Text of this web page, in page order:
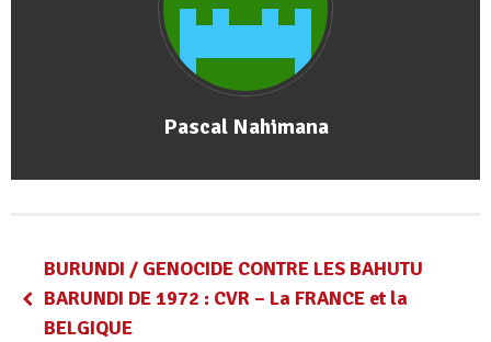
Pascal Nahimana
BURUNDI / GENOCIDE CONTRE LES BAHUTU
BARUNDI DE 1972 : CVR – La FRANCE et la
BELGIQUE